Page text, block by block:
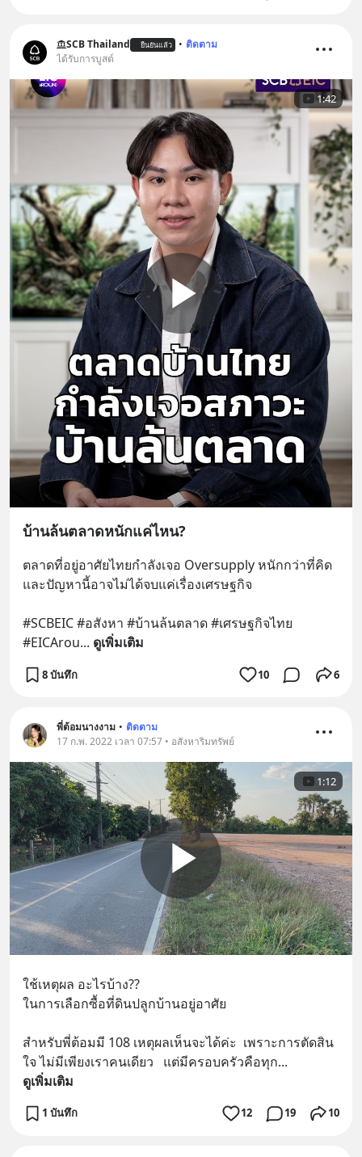
SCB Thailand ยืนยันแล้ว • ติดตาม
ได้รับการบูสต์
1:42
บ้านล้นตลาดหนักแค่ไหน?
ตลาดที่อยู่อาศัยไทยกำลังเจอ Oversupply หนักกว่าที่คิด
และปัญหานี้อาจไม่ได้จบแค่เรื่องเศรษฐกิจ
#SCBEIC #อสังหา #บ้านล้นตลาด #เศรษฐกิจไทย
#EICArou... ดูเพิ่มเติม
8 บันทึก 10 6
พี่ต้อมนางงาม • ติดตาม
17 ก.พ. 2022 เวลา 07:57 • อสังหาริมทรัพย์
1:12
ใช้เหตุผล อะไรบ้าง??
ในการเลือกซื้อที่ดินปลูกบ้านอยู่อาศัย
สำหรับพี่ต้อมมี 108 เหตุผลเห็นจะได้ค่ะ  เพราะการตัดสิน
ใจ ไม่มีเพียงเราคนเดียว   แต่มีครอบครัวคือทุก...
ดูเพิ่มเติม
1 บันทึก 12 19 10